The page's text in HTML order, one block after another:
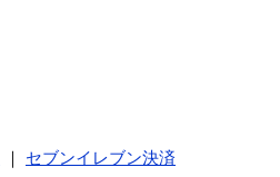
セブンイレブン決済